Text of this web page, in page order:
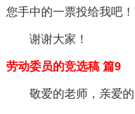
您手中的一票投给我吧！
谢谢大家！
劳动委员的竞选稿 篇9
敬爱的老师，亲爱